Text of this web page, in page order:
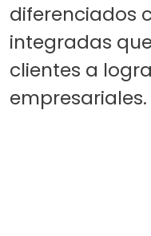
diferenciados
integradas
clientes a
empresariales.